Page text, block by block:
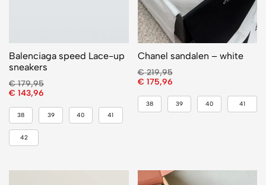
Balenciaga speed Lace-up
sneakers
€179,95
€ 143,96
38 39 40 41
42
Chanel sandalen – white
€219,95
€ 175,96
38 39 40 41